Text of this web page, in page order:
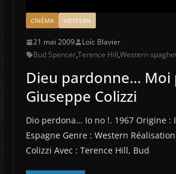
CINÉMA WESTERN
21 mai 2009
Loïc Blavier
Bud Spencer,Terence Hill,Western
Dieu pardonne… Moi
Giuseppe Colizzi
Dio perdona… Io no !. 1967 Origine :
Espagne Genre : Western
Colizzi Avec : Terence Hill, Bud